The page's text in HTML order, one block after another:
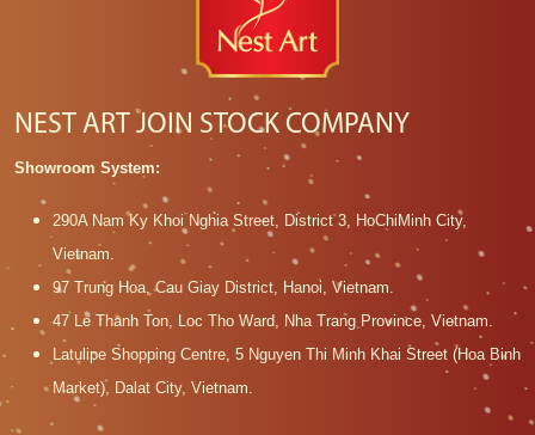
NEST ART JOIN STOCK COMPANY
Showroom System:
290A Nam Ky Khoi Nghia Street, District 3, HoChiMinh City,
Vietnam.
97 Trung Hoa, Cau Giay District, Hanoi, Vietnam.
47 Le Thanh Ton, Loc Tho Ward, Nha Trang Province, Vietnam.
Latulipe Shopping Centre, 5 Nguyen Thi Minh Khai Street (Hoa Binh
Market), Dalat City, Vietnam.